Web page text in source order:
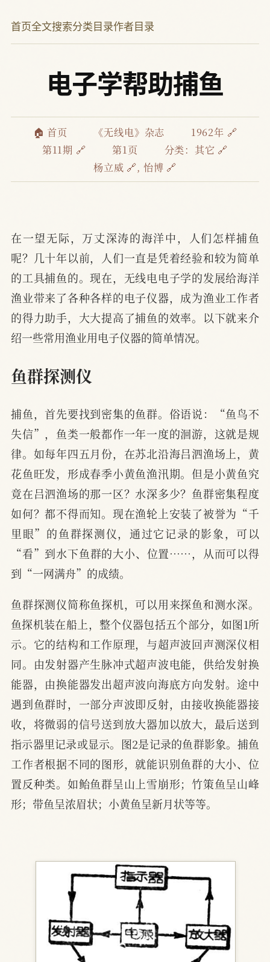
首页全文搜索分类目录作者目录
电子学帮助捕鱼
🏠 首页 《无线电》杂志
1962年 🔗
第11期 🔗
第1页 分类： 其它 🔗
杨立威 🔗, 怡博 🔗
在一望无际，万丈深涛的海洋中，人们怎样捕鱼
呢？几十年以前，人们一直是凭着经验和较为简单
的工具捕鱼的。现在，无线电电子学的发展给海洋
渔业带来了各种各样的电子仪器，成为渔业工作者
的得力助手，大大提高了捕鱼的效率。以下就来介
绍一些常用渔业用电子仪器的简单情况。
鱼群探测仪
捕鱼，首先要找到密集的鱼群。俗语说：“鱼鸟不
失信”，鱼类一般都作一年一度的洄游，这就是规
律。如每年四五月份，在苏北沿海吕泗渔场上，黄
花鱼旺发，形成春季小黄鱼渔汛期。但是小黄鱼究
竟在吕泗渔场的那一区？水深多少？鱼群密集程度
如何？都不得而知。现在渔轮上安装了被誉为“千
里眼”的鱼群探测仪，通过它记录的影象，可以
“看”到水下鱼群的大小、位置……，从而可以得
到“一网满舟”的成绩。
鱼群探测仪简称鱼探机，可以用来探鱼和测水深。
鱼探机装在船上，整个仪器包括五个部分，如图1所
示。它的结构和工作原理，与超声波回声测深仪相
同。由发射器产生脉冲式超声波电能，供给发射换
能器，由换能器发出超声波向海底方向发射。途中
遇到鱼群时，一部分声波即反射，由接收换能器接
收，将微弱的信号送到放大器加以放大，最后送到
指示器里记录或显示。图2是记录的鱼群影象。捕鱼
工作者根据不同的图形，就能识别鱼群的大小、位
置反种类。如鲐鱼群呈山上雪崩形；竹策鱼呈山峰
形；带鱼呈浓眉状；小黄鱼呈新月状等等。